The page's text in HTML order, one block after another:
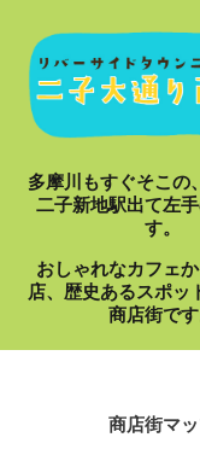
content
多摩川もすぐそこの
二子新地駅出て左
す。
おしゃれなカフェ
店、歴史あるスポッ
商店街です
商店街マ